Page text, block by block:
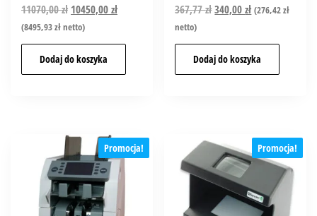
11070,00zł 10450,00zł
(8495,93złnetto)
Dodaj do koszyka
367,77zł340,00zł (276,42zł
netto)
Dodaj do koszyka
Promocja! Promocja!